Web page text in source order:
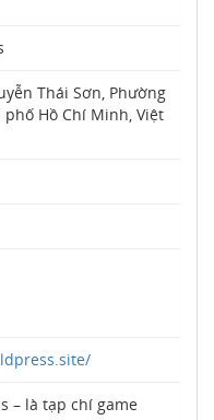
Thái Sơn, Phường
phố Hồ Chí Minh, Việt
– là tạp chí game